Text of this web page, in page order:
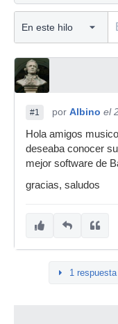
#1 por Albino el
Hola amigos
deseaba conocer
mejor software de
gracias, saludos
1